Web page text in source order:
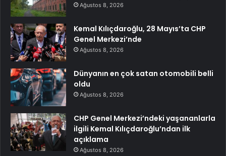
Ağustos 8, 2026
Kemal Kılıçdaroğlu, 28 Mayıs’ta CHP
Genel Merkezi’nde
Ağustos 8, 2026
Dünyanın en çok satan otomobili belli
oldu
Ağustos 8, 2026
CHP Genel Merkezi’ndeki yaşananlarla
ilgili Kemal Kılıçdaroğlu’ndan ilk
açıklama
Ağustos 8, 2026